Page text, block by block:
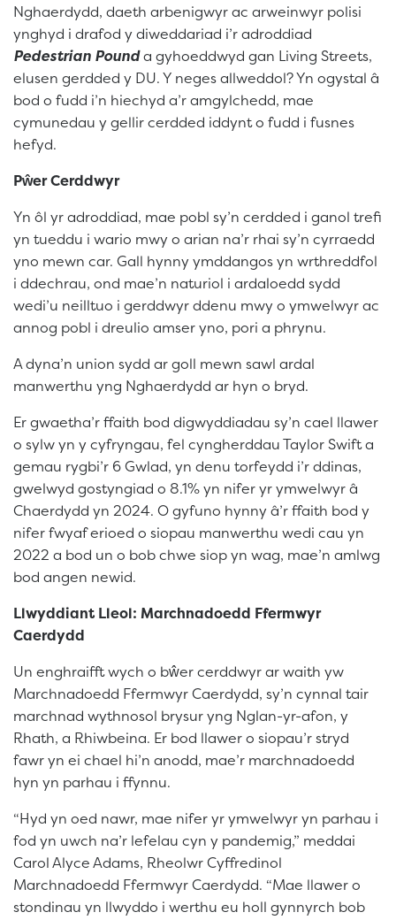
Nghaerdydd, daeth arbenigwyr ac arweinwyr polisi
ynghyd i drafod y diweddariad i’r adroddiad
Pedestrian Pounda gyhoeddwyd gan Living Streets,
elusen gerdded y DU. Y neges allweddol? Yn ogystal â
bod o fudd i’n hiechyd a’r amgylchedd, mae
cymunedau y gellir cerdded iddynt o fudd i fusnes
hefyd.
Pŵer Cerddwyr
Yn ôl yr adroddiad, mae pobl sy’n cerdded i ganol trefi
yn tueddu i wario mwy o arian na’r rhai sy’n cyrraedd
yno mewn car. Gall hynny ymddangos yn wrthreddfol
i ddechrau, ond mae’n naturiol i ardaloedd sydd
wedi’u neilltuo i gerddwyr ddenu mwy o ymwelwyr ac
annog pobl i dreulio amser yno, pori a phrynu.
A dyna’n union sydd ar goll mewn sawl ardal
manwerthu yng Nghaerdydd ar hyn o bryd.
Er gwaetha’r ffaith bod digwyddiadau sy’n cael llawer
o sylw yn y cyfryngau, fel cyngherddau Taylor Swift a
gemau rygbi’r 6 Gwlad, yn denu torfeydd i’r ddinas,
gwelwyd gostyngiad o 8.1% yn nifer yr ymwelwyr â
Chaerdydd yn 2024. O gyfuno hynny â’r ffaith bod y
nifer fwyaf erioed o siopau manwerthu wedi cau yn
2022 a bod un o bob chwe siop yn wag, mae’n amlwg
bod angen newid.
Llwyddiant Lleol: Marchnadoedd Ffermwyr
Caerdydd
Un enghraifft wych o bŵer cerddwyr ar waith yw
Marchnadoedd Ffermwyr Caerdydd, sy’n cynnal tair
marchnad wythnosol brysur yng Nglan-yr-afon, y
Rhath, a Rhiwbeina. Er bod llawer o siopau’r stryd
fawr yn ei chael hi’n anodd, mae’r marchnadoedd
hyn yn parhau i ffynnu.
“Hyd yn oed nawr, mae nifer yr ymwelwyr yn parhau i
fod yn uwch na’r lefelau cyn y pandemig,” meddai
Carol Alyce Adams, Rheolwr Cyffredinol
Marchnadoedd Ffermwyr Caerdydd. “Mae llawer o
stondinau yn llwyddo i werthu eu holl gynnyrch bob